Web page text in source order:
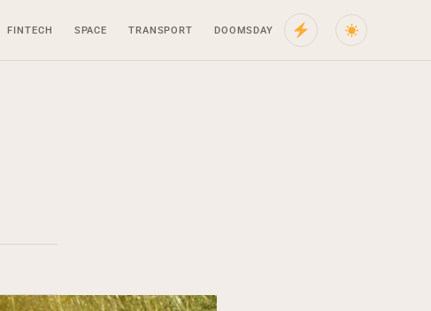
FINTECH SPACE TRANSPORT DOOMSDAY